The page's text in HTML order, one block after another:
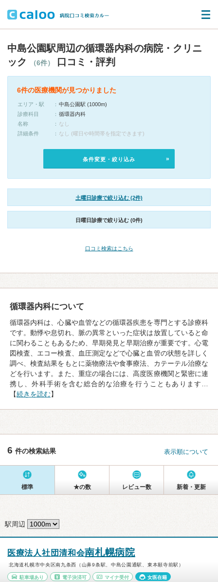
中島公園駅周辺の循環器内科の病院・クリニ
ック
（6件） 口コミ・評判
6件の医療機関が見つかりました
エリア・駅
中島公園駅 (1000m)
診療科目
循環器内科
名称
なし
詳細条件
なし (曜日や時間帯を指定できます)
条件変更・絞り込み
土曜日診療で絞り込む (2件)
日曜日診療で絞り込む (0件)
口コミ検索はこちら
循環器内科について
循環器内科は、心臓や血管などの循環器疾患を専門とする診療科
です。動悸や息切れ、脈の異常といった症状は放置していると命
に関わることもあるため、早期発見と早期治療が重要です。心電
図検査、エコー検査、血圧測定などで心臓と血管の状態を詳しく
調べ、検査結果をもとに薬物療法や食事療法、カテーテル治療な
どを行います。また、重症の場合には、高度医療機関と緊密に連
携し、外科手術を含む総合的な治療を行うこともあります…
【続きを読む】
6 件の検索結果 表示順について
標準 ★の数 レビュー数 新着・更新
駅周辺
医療法人社団清和会南札幌病院
北海道札幌市中央区南九条西（山鼻9条駅、中島公園通駅、東本願寺前駅）
駐車場あり 電子決済可 マイナ受付 女医在籍